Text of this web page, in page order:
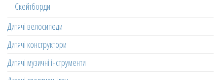
Скейтборди
Дитячі велосипеди
Дитячі конструктори
Дитячі музичні інструменти